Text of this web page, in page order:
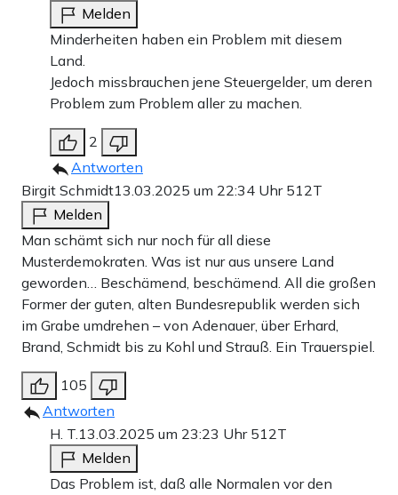
Melden
Minderheiten haben ein Problem mit diesem
Land.
Jedoch missbrauchen jene Steuergelder, um deren
Problem zum Problem aller zu machen.
2
Antworten
Birgit Schmidt13.03.2025 um 22:34 Uhr 512T
Melden
Man schämt sich nur noch für all diese
Musterdemokraten. Was ist nur aus unsere Land
geworden… Beschämend, beschämend. All die großen
Former der guten, alten Bundesrepublik werden sich
im Grabe umdrehen – von Adenauer, über Erhard,
Brand, Schmidt bis zu Kohl und Strauß. Ein Trauerspiel.
105
Antworten
H. T.13.03.2025 um 23:23 Uhr 512T
Melden
Das Problem ist, daß alle Normalen vor den